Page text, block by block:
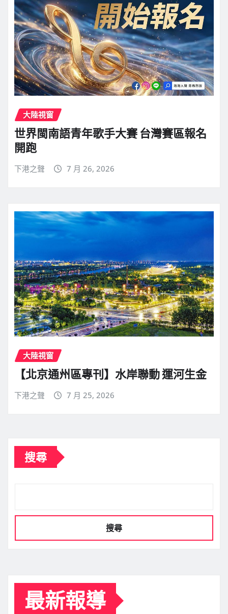
大陸視窗
世界閩南語青年歌手大賽 台灣賽區報名
開跑
下港之聲 7 月 26, 2026
大陸視窗
【北京通州區專刊】水岸聯動 運河生金
下港之聲 7 月 25, 2026
搜尋
搜尋
最新報導